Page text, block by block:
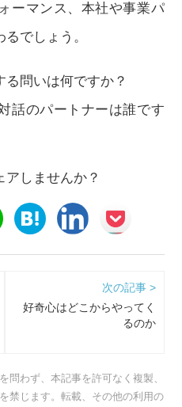
ーマンス、本社や事業パ
でしょう。
問いは何ですか？
話のパートナーは誰です
アしませんか？
次の記事 >
好奇心はどこからやってく
るのか
問わず、本記事を許可なく複製、
禁じます。転載、その他の利用の